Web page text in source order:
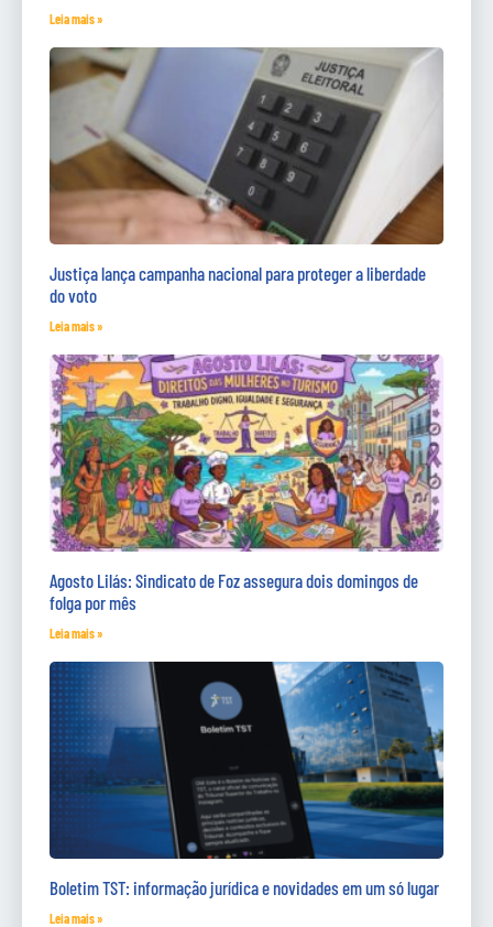
Leia mais »
Justiça lança campanha nacional para proteger a liberdade
do voto
Leia mais »
Agosto Lilás: Sindicato de Foz assegura dois domingos de
folga por mês
Leia mais »
Boletim TST: informação jurídica e novidades em um só lugar
Leia mais »